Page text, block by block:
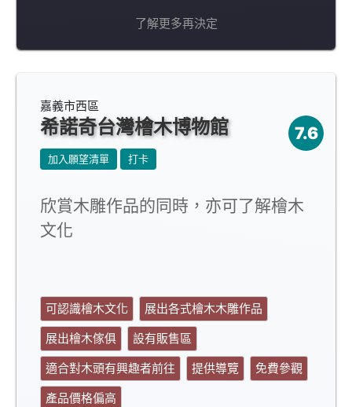
了解更多再決定
嘉義市西區
希諾奇台灣檜木博物館 7.6
加入願望清單 打卡
欣賞木雕作品的同時，亦可了解檜木
文化
可認識檜木文化
展出各式檜木木雕作品
展出檜木傢俱
設有販售區
適合對木頭有興趣者前往
提供導覽
免費參觀
產品價格偏高